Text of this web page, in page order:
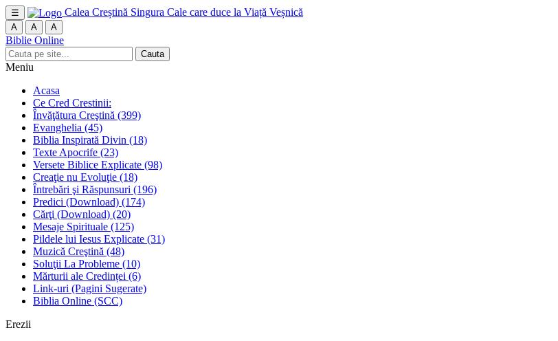
☰ Calea Creștină Singura Cale care duce la Viață Veșnică
A A A
Biblie Online
Cauta
Meniu
Acasa
Ce Cred Crestinii:
Învăţătura Creştină (399)
Evanghelia (45)
Biblia Inspirată Divin (18)
Texte Apocrife (23)
Versete Biblice Explicate (98)
Creaţie nu Evoluţie (18)
Întrebări şi Răspunsuri (196)
Predici (Download) (174)
Cărţi (Download) (20)
Mesaje Spirituale (125)
Pildele lui Iesus Explicate (31)
Muzică Creştină (48)
Soluţii La Probleme (10)
Mărturii ale Credinței (6)
Link-uri (Pagini Sugerate)
Biblia Online (SCC)
Erezii